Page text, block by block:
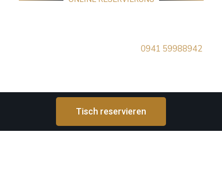
0941 59988942oder
Tisch reservieren